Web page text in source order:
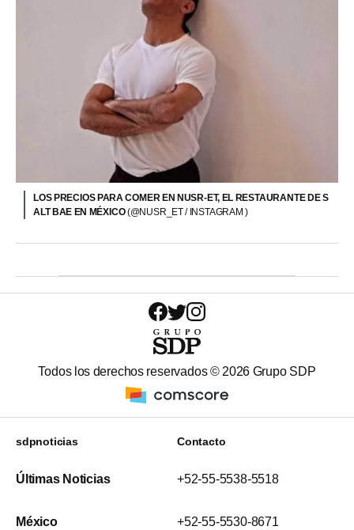
LOS PRECIOS PARA COMER EN NUSR-ET, EL RESTAURANTE DE S
ALT BAE EN MÉXICO(@NUSR_ET / INSTAGRAM )
Todos los derechos reservados © 2026 Grupo SDP
sdpnoticias
Últimas Noticias
México
Contacto
+52-55-5538-5518
+52-55-5530-8671